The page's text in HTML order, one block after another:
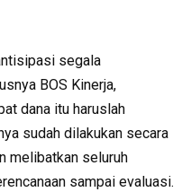
segala
BOS Kinerja,
dana itu haruslah
sudah dilakukan secara
melibatkan seluruh
sampai evaluasi.